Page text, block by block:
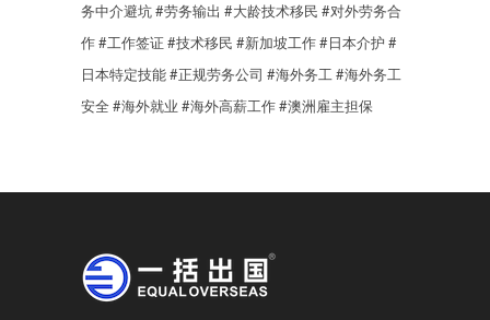
务中介避坑#劳务输出 #大龄技术移民 #对外劳务合
作#工作签证#技术移民 #新加坡工作#日本介护 #
日本特定技能#正规劳务公司 #海外务工 #海外务工
安全#海外就业 #海外高薪工作#澳洲雇主担保